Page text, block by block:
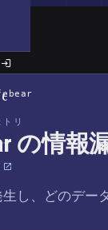
リ
の情報
し、どのデー